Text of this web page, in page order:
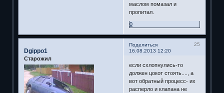
маслом помазал и
пропитал.
0
Поделиться
25
16.08.2013 12:20
Dgippo1
Старожил
если схлопнулись-то
должен цокот стоять...., а
вот обратный процесс- их
расперло и клапана не